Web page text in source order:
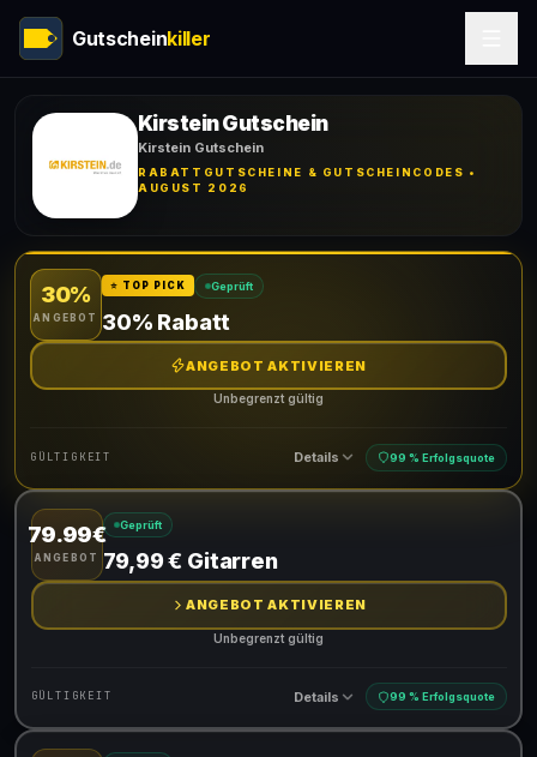
Gutscheinkiller
Kirstein Gutschein
Kirstein Gutschein
RABATTGUTSCHEINE & GUTSCHEINCODES •
AUGUST 2026
30%
ANGEBOT
⭐ TOP PICK Geprüft
30% Rabatt
ANGEBOT AKTIVIEREN
Unbegrenzt gültig
GÜLTIGKEIT Details 99 % Erfolgsquote
Gültig für teilnehmende Produkte
79.99€
ANGEBOT
Geprüft
79,99 € Gitarren
ANGEBOT AKTIVIEREN
Unbegrenzt gültig
GÜLTIGKEIT Details 99 % Erfolgsquote